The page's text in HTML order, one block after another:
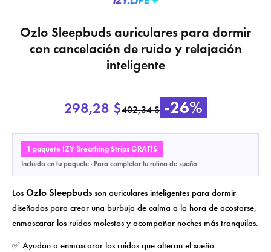
Ozlo Sleepbuds auriculares para dormir
con cancelación de ruido y relajación
inteligente
298,28 $402,34 $ -26%
1 paquete IZY Breathing Strips GRATIS
Incluido en tu paquete · Para completar tu rutina de sueño
Los Ozlo Sleepbuds son auriculares inteligentes para dormir
diseñados para crear una burbuja de calma a la hora de acostarse,
enmascarar los ruidos molestos y acompañar noches más tranquilas.
✅ Ayudan a enmascarar los ruidos que alteran el sueño
Añadir a la lista de deseos
add_circle_outline
Nombre de la lista de deseos
Cancelar Crear lista de deseos
Debe iniciar sesión para guardar productos en su lista de deseos.
Cancelar Iniciar sesión